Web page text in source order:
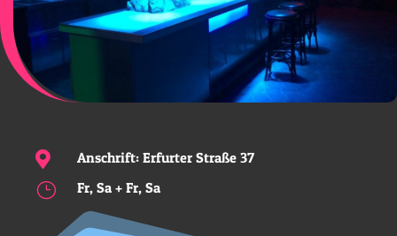
 Anschrift: Erfurter Straße 37
} Fr, Sa + Fr, Sa